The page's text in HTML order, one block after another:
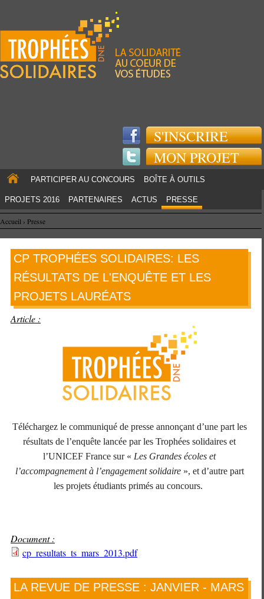
S'INSCRIRE
MON PROJET
PARTICIPER AU CONCOURS BOÎTE À OUTILS
PROJETS 2016 PARTENAIRES ACTUS PRESSE
Accueil › Presse
CP TROPHÉES SOLIDAIRES: LES
RÉSULTATS DE L'ENQUÊTE ET LES
PROJETS LAURÉATS
Article :
Téléchargez le communiqué de presse annonçant d’une part les
résultats de l’enquête lancée par les Trophées solidaires et
l’UNICEF France sur « Les Grandes écoles et
l’accompagnement à l’engagement solidaire», et d’autre part
les projets étudiants primés au concours.
Document :
cp_resultats_ts_mars_2013.pdf
LA REVUE DE PRESSE : JANVIER - MARS